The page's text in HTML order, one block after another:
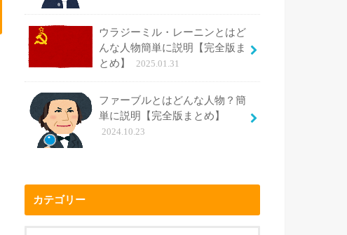
ウラジーミル・レーニンとはど
んな人物簡単に説明【完全版ま
とめ】
2025.01.31
ファーブルとはどんな人物？簡
単に説明【完全版まとめ】
2024.10.23
カテゴリー